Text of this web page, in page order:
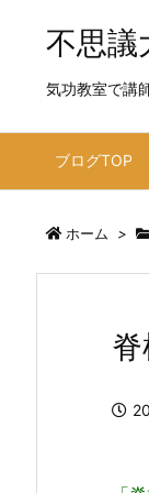
不思議
気功教室で講
ブログTOP
ホーム >